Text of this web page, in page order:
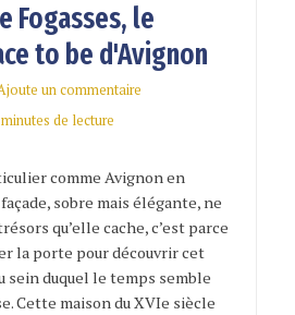
Fogasses, le
to be d'Avignon
un commentaire
de lecture
comme Avignon en
sobre mais élégante, ne
qu’elle cache, c’est parce
la porte pour découvrir cet
duquel le temps semble
Cette maison du XVIe siècle